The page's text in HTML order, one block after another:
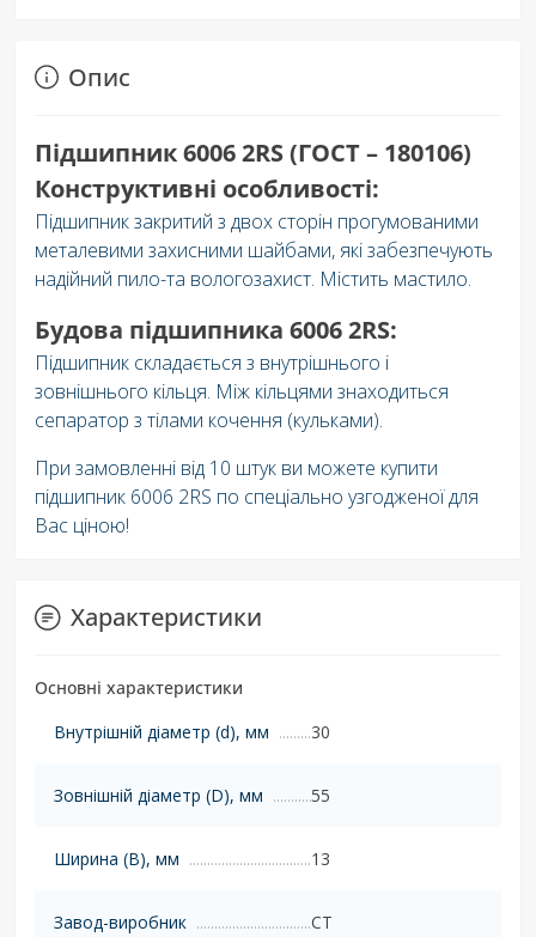
Опис
Підшипник 6006 2RS (ГОСТ – 180106)
Конструктивні особливості:
Підшипник закритий з двох сторін прогумованими
металевими захисними шайбами, які забезпечують
надійний пило-та вологозахист. Містить мастило.
Будова підшипника 6006 2RS:
Підшипник складається з внутрішнього і
зовнішнього кільця. Між кільцями знаходиться
сепаратор з тілами кочення (кульками).
При замовленні від 10 штук ви можете купити
підшипник 6006 2RS по спеціально узгодженої для
Вас ціною!
Характеристики
Основні характеристики
Внутрішній діаметр (d), мм
30
Зовнішній діаметр (D), мм 55
Ширина (B), мм 13
Завод-виробник CT